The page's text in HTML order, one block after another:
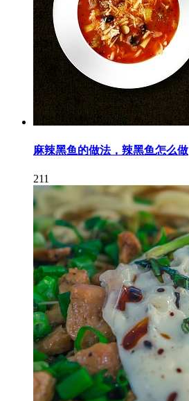
麻辣黑鱼的做法，辣黑鱼怎么做
211